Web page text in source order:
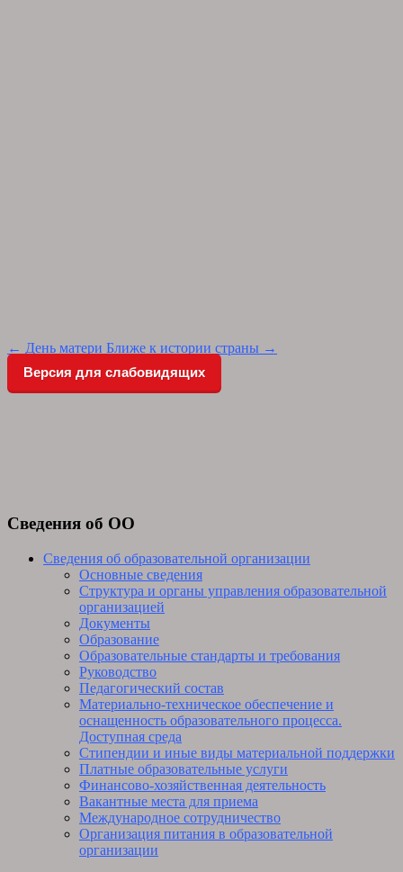
Post
navigation
← День матери Ближе к истории страны →
Версия для слабовидящих
Сведения об ОО
Сведения об образовательной организации
Основные сведения
Структура и органы управления образовательной
организацией
Документы
Образование
Образовательные стандарты и требования
Руководство
Педагогический состав
Материально-техническое обеспечение и
оснащенность образовательного процесса.
Доступная среда
Стипендии и иные виды материальной поддержки
Платные образовательные услуги
Финансово-хозяйственная деятельность
Вакантные места для приема
Международное сотрудничество
Организация питания в образовательной
организации